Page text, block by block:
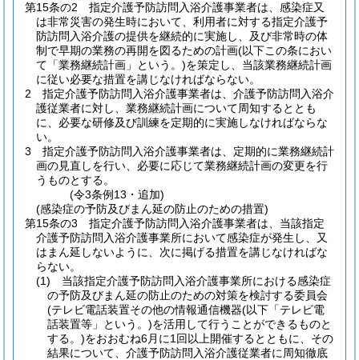
第15条の2
指定介護予防訪問入浴介護事業者は、感染症又
は非常災害の発生時において、利用者に対する指定介護予
防訪問入浴介護の提供を継続的に実施し、及び非常時の体
制で早期の業務の再開を図るための計画(以下この条におい
て「業務継続計画」という。)を策定し、当該業務継続計画
に従い必要な措置を講じなければならない。
2
指定介護予防訪問入浴介護事業者は、介護予防訪問入浴介
護従業者に対し、業務継続計画について周知するととも
に、必要な研修及び訓練を定期的に実施しなければならな
い。
3
指定介護予防訪問入浴介護事業者は、定期的に業務継続計
画の見直しを行い、必要に応じて業務継続計画の変更を行
うものとする。
(令3条例13・追加)
(感染症の予防及びまん延の防止のための措置)
第15条の3
指定介護予防訪問入浴介護事業者は、当該指定
介護予防訪問入浴介護事業所において感染症が発生し、又
はまん延しないように、次に掲げる措置を講じなければな
らない。
(1)
当該指定介護予防訪問入浴介護事業所における感染症
の予防及びまん延の防止のための対策を検討する委員会
(テレビ電話装置その他の情報通信機器(以下「テレビ電
話装置等」という。)を活用して行うことができるものと
する。)をおおむね6月に1回以上開催するとともに、その
結果について、介護予防訪問入浴介護従業者に周知徹底